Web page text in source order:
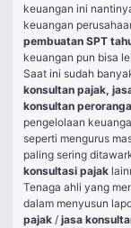
keuangan ini
keuangan
pembuatan SPT
keuangan pun bisa
Saat ini sudah
konsultan pajak,
konsultan
pengelolaan
seperti mengurus
paling sering
konsultasi pajak
Tenaga ahli yang
dalam menyusun
pajak / jasa